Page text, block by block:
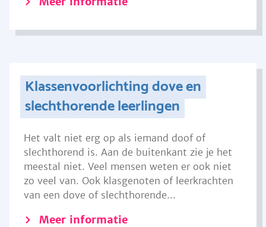
Klassenvoorlichting dove en
slechthorende leerlingen
Het valt niet erg op als iemand doof of
slechthorend is. Aan de buitenkant zie je het
meestal niet. Veel mensen weten er ook niet
zo veel van. Ook klasgenoten of leerkrachten
van een dove of slechthorende...
Meer informatie